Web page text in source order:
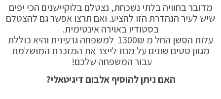
מדובר בחוויה בלתי נשכחת, נצטלם בלוקיישנים הכי יפים
שיש לעיר הנהדרת הזו להציע. ואם תרצו אפשר גם להצטלם
בסטודיו באוירה אינטימית.
עלות הסשן החל מ 1300₪ למשפחה גרעינית והיא כוללת
מגוון סטים שונים על מנת לייצר את המזכרת המושלמת
עבור המשפחה שלכם!
האם ניתן להוסיף אלבום דיגיטאלי?